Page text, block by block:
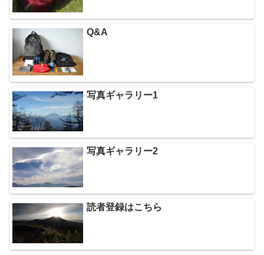
Q&A
写真ギャラリー1
写真ギャラリー2
読者登録はこちら